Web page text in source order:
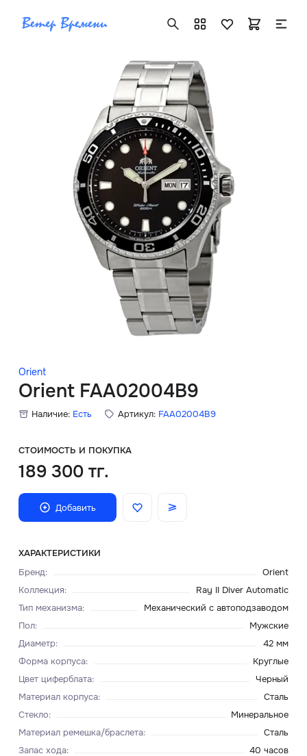
Orient
Orient FAA02004B9
Наличие: Есть Артикул: FAA02004B9
СТОИМОСТЬ И ПОКУПКА
189 300 тг.
Добавить
ХАРАКТЕРИСТИКИ
Бренд:
Orient
Коллекция:
Ray II Diver Automatic
Тип механизма:
Механический с автоподзаводом
Пол:
Мужские
Диаметр:
42 мм
Форма корпуса:
Круглые
Цвет циферблата:
Черный
Материал корпуса:
Сталь
Стекло:
Минеральное
Материал ремешка/браслета:
Сталь
Запас хода:
40 часов
+7 ( 705 ) 181-42-50
info@vetervremeni.kz
Авторизация
Каталог
Мужские часы
Женские часы
Скидки
Главная
О нас